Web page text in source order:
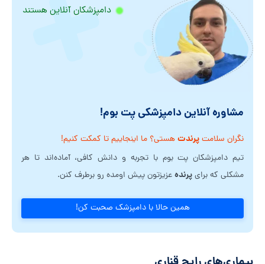
دامپزشکان آنلاین هستند
مشاوره آنلاین دامپزشکی پت بوم!
نگران سلامتپرندتهستی؟ ما اینجاییم تا کمکت کنیم!
تیم دامپزشکان پت بوم با تجربه و دانش کافی، آماده‌اند تا هر
مشکلی که برایپرندهعزیزتون پیش اومده رو برطرف کنن.
همین حالا با دامپزشک صحبت کن!